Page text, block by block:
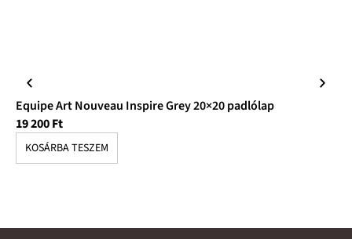
Equipe Art Nouveau Inspire Grey 20×20 padlólap
19 200Ft
KOSÁRBA TESZEM